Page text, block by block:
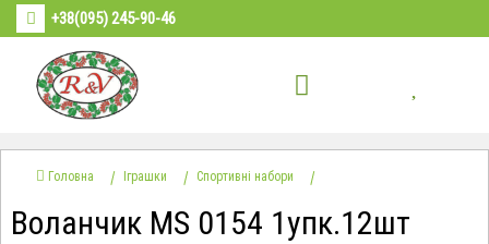
+38(095) 245-90-46
Головна Іграшки Спортивні набори
Воланчик MS 0154 1упк.12шт